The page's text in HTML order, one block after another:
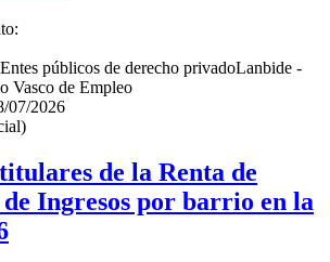
Entes públicos de derecho privadoLanbide -
Vasco de Empleo
07/2026
de la Renta de
Ingresos por barrio en la